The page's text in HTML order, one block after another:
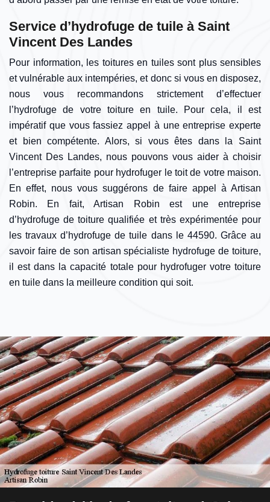
Service d’hydrofuge de tuile à Saint
Vincent Des Landes
Pour information, les toitures en tuiles sont plus sensibles
et vulnérable aux intempéries, et donc si vous en disposez,
nous vous recommandons strictement d’effectuer
l’hydrofuge de votre toiture en tuile. Pour cela, il est
impératif que vous fassiez appel à une entreprise experte
et bien compétente. Alors, si vous êtes dans la Saint
Vincent Des Landes, nous pouvons vous aider à choisir
l’entreprise parfaite pour hydrofuger le toit de votre maison.
En effet, nous vous suggérons de faire appel à Artisan
Robin. En fait, Artisan Robin est une entreprise
d’hydrofuge de toiture qualifiée et très expérimentée pour
les travaux d’hydrofuge de tuile dans le 44590. Grâce au
savoir faire de son artisan spécialiste hydrofuge de toiture,
il est dans la capacité totale pour hydrofuger votre toiture
en tuile dans la meilleure condition qui soit.